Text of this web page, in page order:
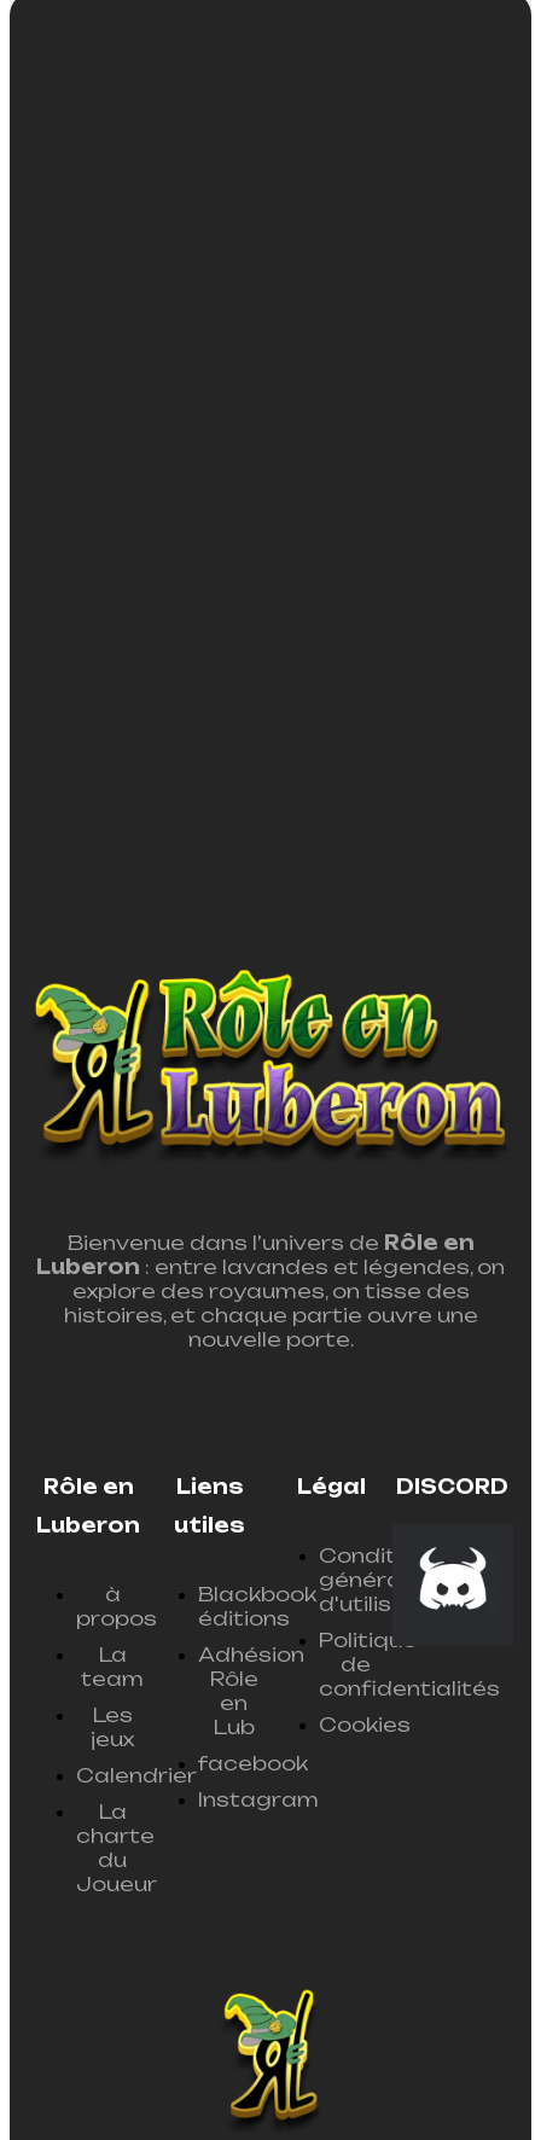
Bienvenue dans l’univers de Rôle en
Luberon : entre lavandes et légendes, on
explore des royaumes, on tisse des
histoires, et chaque partie ouvre une
nouvelle porte.
Rôle en
Luberon
à
propos
La
team
Les
jeux
Calendrier
La
charte
du
Joueur
Liens
utiles
Blackbook
éditions
Adhésion
Rôle
en
Lub
facebook
Instagram
Légal
Conditions
générales
d'utilisation
Politique
de
confidentialités
Cookies
DISCORD